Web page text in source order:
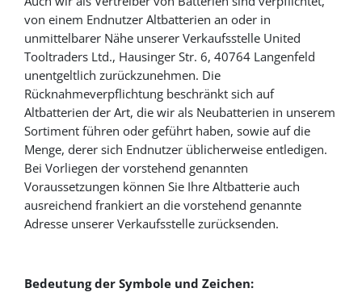
von einem Endnutzer Altbatterien an oder in
unmittelbarer Nähe unserer Verkaufsstelle United
Tooltraders Ltd., Hausinger Str. 6, 40764 Langenfeld
unentgeltlich zurückzunehmen. Die
Rücknahmeverpflichtung beschränkt sich auf
Altbatterien der Art, die wir als Neubatterien in unserem
Sortiment führen oder geführt haben, sowie auf die
Menge, derer sich Endnutzer üblicherweise entledigen.
Bei Vorliegen der vorstehend genannten
Voraussetzungen können Sie Ihre Altbatterie auch
ausreichend frankiert an die vorstehend genannte
Adresse unserer Verkaufsstelle zurücksenden.
Bedeutung der Symbole und Zeichen: